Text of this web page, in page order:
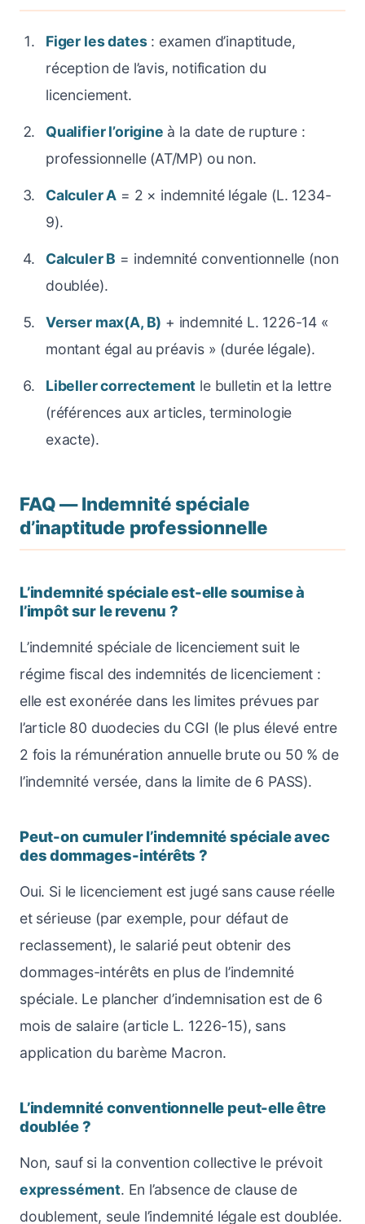
Figer les dates: examen d’inaptitude,
réception de l’avis, notification du
licenciement.
Qualifier l’origine à la date de rupture :
professionnelle (AT/MP) ou non.
Calculer A = 2 × indemnité légale (L. 1234-
9).
Calculer B = indemnité conventionnelle (non
doublée).
Verser max(A, B) + indemnité L. 1226-14 «
montant égal au préavis » (durée légale).
Libeller correctement le bulletin et la lettre
(références aux articles, terminologie
exacte).
FAQ — Indemnité spéciale
d’inaptitude professionnelle
L’indemnité spéciale est-elle soumise à
l’impôt sur le revenu ?
L’indemnité spéciale de licenciement suit le
régime fiscal des indemnités de licenciement :
elle est exonérée dans les limites prévues par
l’article 80 duodecies du CGI (le plus élevé entre
2 fois la rémunération annuelle brute ou 50 % de
l’indemnité versée, dans la limite de 6 PASS).
Peut-on cumuler l’indemnité spéciale avec
des dommages-intérêts ?
Oui. Si le licenciement est jugé sans cause réelle
et sérieuse (par exemple, pour défaut de
reclassement), le salarié peut obtenir des
dommages-intérêts en plus de l’indemnité
spéciale. Le plancher d’indemnisation est de 6
mois de salaire (article L. 1226-15), sans
application du barème Macron.
L’indemnité conventionnelle peut-elle être
doublée ?
Non, sauf si la convention collective le prévoit
expressément. En l’absence de clause de
doublement, seule l’indemnité légale est doublée.